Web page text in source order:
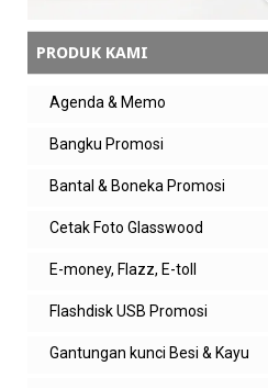
PRODUK KAMI
Agenda & Memo
Bangku Promosi
Bantal & Boneka Promosi
Cetak Foto Glasswood
E-money, Flazz, E-toll
Flashdisk USB Promosi
Gantungan kunci Besi & Kayu